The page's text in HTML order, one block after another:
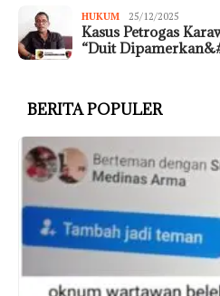
HUKUM 25/12/2025
Kasus Petrogas
“Duit
BERITA POPULER